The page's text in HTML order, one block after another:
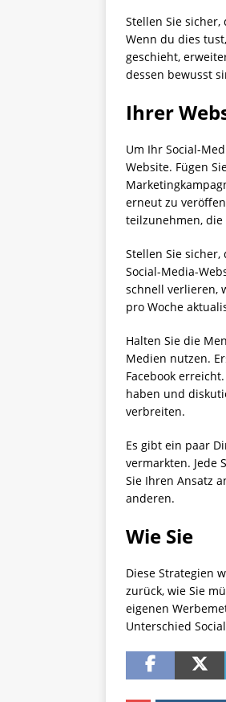
Stellen Sie
Wenn du dies
geschieht,
dessen bewusst
Ihrer
Um Ihr Social-
Website. Fügen
erneut zu
teilzunehmen, die
Stellen Sie
Social-Media-
schnell verlieren,
pro Woche
Halten Sie die
Medien nutzen.
Facebook
haben und
verbreiten.
Es gibt ein paar
vermarkten. Jede
Sie Ihren Ansatz
anderen.
Wie Sie
Diese Strategien
zurück, wie Sie
eigenen
Unterschied